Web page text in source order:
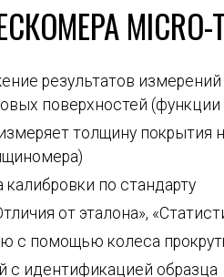
MICRO-
результатов измерений
поверхностей
толщину покрытия
по стандарту
от эталона»,
с помощью колеса
с идентификацией образца